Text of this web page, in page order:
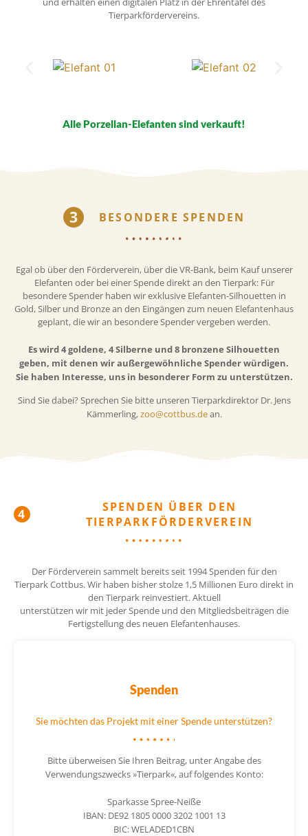
Tierparkfördervereins.
Alle Porzellan-Elefanten sind verkauft!
BESONDERE SPENDEN
Egal ob über den Förderverein, über die VR-Bank, beim Kauf unserer
Elefanten oder bei einer Spende direkt an den Tierpark: Für
besondere Spender haben wir exklusive Elefanten-Silhouetten in
Gold, Silber und Bronze an den Eingängen zum neuen Elefantenhaus
geplant, die wir an besondere Spender vergeben werden.
Es wird 4 goldene, 4 Silberne und 8 bronzene Silhouetten
geben, mit denen wiraußergewöhnliche Spender würdigen.
Sie haben Interesse, uns in besonderer Form zu unterstützen.
Sind Sie dabei? Sprechen Sie bitte unseren Tierparkdirektor Dr. Jens
Kämmerling,zoo@cottbus.dean.
SPENDEN ÜBER DEN
TIERPARKFÖRDERVEREIN
Der Förderverein sammelt bereits seit 1994 Spenden für den
Tierpark Cottbus. Wir haben bisher stolze 1,5 Millionen Euro direkt in
den Tierpark reinvestiert. Aktuell
unterstützen wir mit jeder Spende und den Mitgliedsbeiträgen die
Fertigstellung des neuen Elefantenhauses.
Spenden
Sie möchten das Projekt mit einer Spende unterstützen?
Bitte überweisen Sie Ihren Beitrag, unter Angabe des
Verwendungszwecks »Tierpark«, auf folgendes Konto:
Sparkasse Spree-Neiße
IBAN: DE92 1805 0000 3202 1001 13
BIC: WELADED1CBN